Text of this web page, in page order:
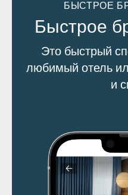
БЫСТРОЕ
Быстрое
Это быстрый
любимый отель
и